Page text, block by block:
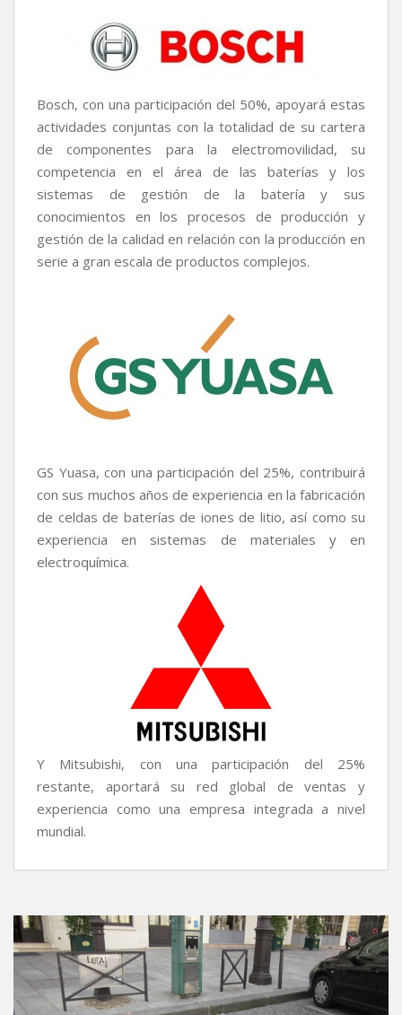
Bosch, con una participación del 50%, apoyará estas
actividades conjuntas con la totalidad de su cartera
de componentes para la electromovilidad, su
competencia en el área de las baterías y los
sistemas de gestión de la batería y sus
conocimientos en los procesos de producción y
gestión de la calidad en relación con la producción en
serie a gran escala de productos complejos.
GS Yuasa, con una participación del 25%, contribuirá
con sus muchos años de experiencia en la fabricación
de celdas de baterías de iones de litio, así como su
experiencia en sistemas de materiales y en
electroquímica.
Y Mitsubishi, con una participación del 25%
restante, aportará su red global de ventas y
experiencia como una empresa integrada a nivel
mundial.